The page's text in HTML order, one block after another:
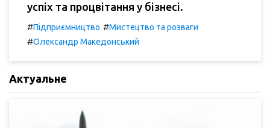
успіх та процвітання у бізнесі.
#Підприємництво #Мистецтво та розваги
#Олександр Македонський
Актуальне